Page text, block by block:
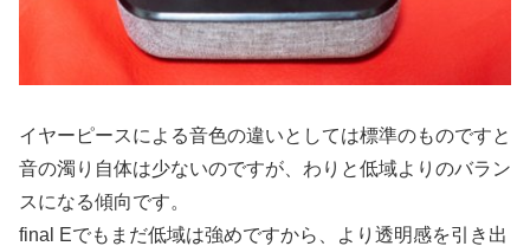
イヤーピースによる音色の違いとしては標準のものですと
音の濁り自体は少ないのですが、わりと低域よりのバラン
スになる傾向です。
final Eでもまだ低域は強めですから、より透明感を引き出